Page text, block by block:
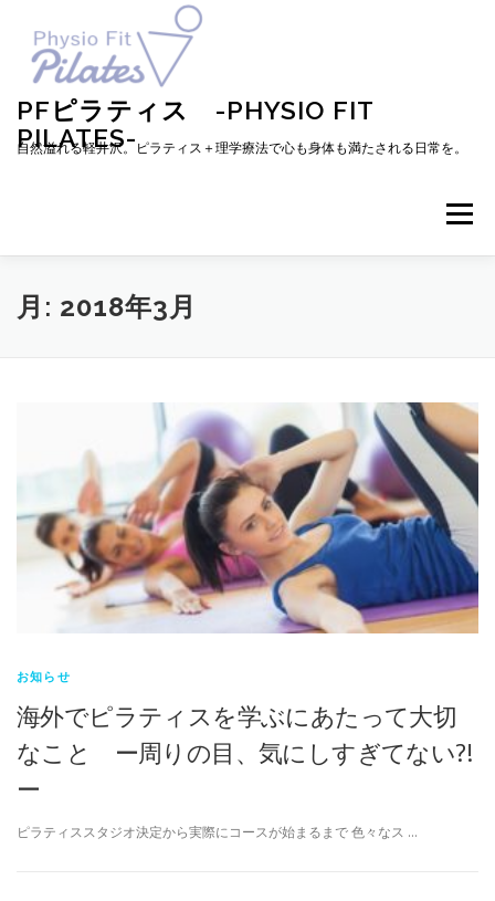
PFピラティス -PHYSIO FIT
PILATES-
自然溢れる軽井沢。ピラティス＋理学療法で心も身体も満たされる日常を。
メニュー
TOP お知らせ
アクセス お問い合わせ お客様の声
月: 2018年3月
お知らせ
海外でピラティスを学ぶにあたって大切
なこと ー周りの目、気にしすぎてない?!
ー
ピラティススタジオ決定から実際にコースが始まるまで 色々なス …